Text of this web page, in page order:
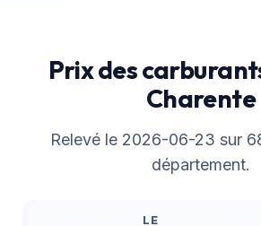
Prix des
Charente
Relevé le 2026-06-23 sur
département.
LE